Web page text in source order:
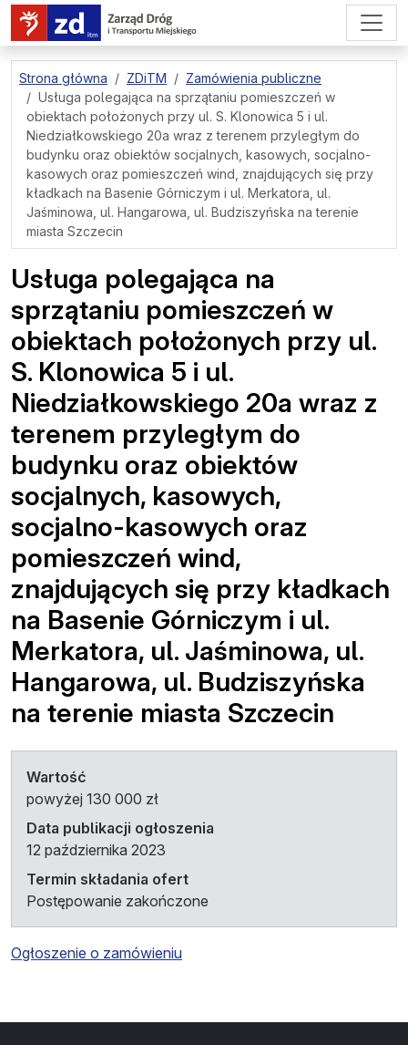
przejdź do treści strony
Strona główna ZDiTM
Zamówienia publiczne
Usługa polegająca na sprzątaniu pomieszczeń w
obiektach położonych przy ul. S. Klonowica 5 i ul.
Niedziałkowskiego 20a wraz z terenem przyległym do
budynku oraz obiektów socjalnych, kasowych, socjalno-
kasowych oraz pomieszczeń wind, znajdujących się przy
kładkach na Basenie Górniczym i ul. Merkatora, ul.
Jaśminowa, ul. Hangarowa, ul. Budziszyńska na terenie
miasta Szczecin
Usługa polegająca na
sprzątaniu pomieszczeń w
obiektach położonych przy ul.
S. Klonowica 5 i ul.
Niedziałkowskiego 20a wraz z
terenem przyległym do
budynku oraz obiektów
socjalnych, kasowych,
socjalno-kasowych oraz
pomieszczeń wind,
znajdujących się przy kładkach
na Basenie Górniczym i ul.
Merkatora, ul. Jaśminowa, ul.
Hangarowa, ul. Budziszyńska
na terenie miasta Szczecin
Wartość
powyżej 130 000 zł
Data publikacji ogłoszenia
12 października 2023
Termin składania ofert
Postępowanie zakończone
Ogłoszenie o zamówieniu